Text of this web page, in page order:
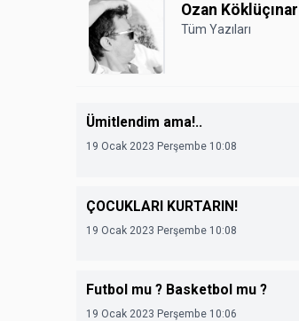
Ozan Köklüçınar
Tüm Yazıları
Ümitlendim ama!..
19 Ocak 2023 Perşembe 10:08
ÇOCUKLARI KURTARIN!
19 Ocak 2023 Perşembe 10:08
Futbol mu ? Basketbol mu ?
19 Ocak 2023 Perşembe 10:06